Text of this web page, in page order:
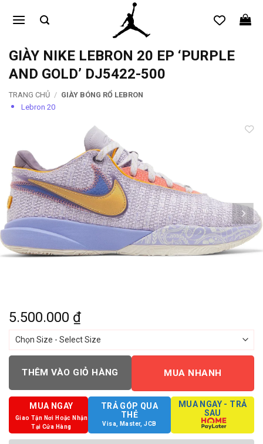
qua
dungGIÀY NIKE LEBRON 20 EP ‘PURPLE
AND GOLD’ DJ5422-500
TRANG CHỦ / GIÀY BÓNG RỔ LEBRON
Lebron 20
5.500.000 ₫
THÊM VÀO GIỎ HÀNG MUA NHANH
MUA NGAY
Giao Tận Nơi Hoặc Nhận
Tại Cửa Hàng
TRẢ GÓP QUA
THẺ
Visa, Master, JCB
MUA NGAY - TRẢ
SAU